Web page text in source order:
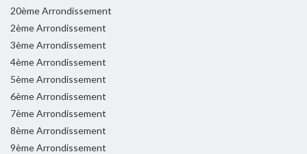
20ème Arrondissement
2ème Arrondissement
3ème Arrondissement
4ème Arrondissement
5ème Arrondissement
6ème Arrondissement
7ème Arrondissement
8ème Arrondissement
9ème Arrondissement